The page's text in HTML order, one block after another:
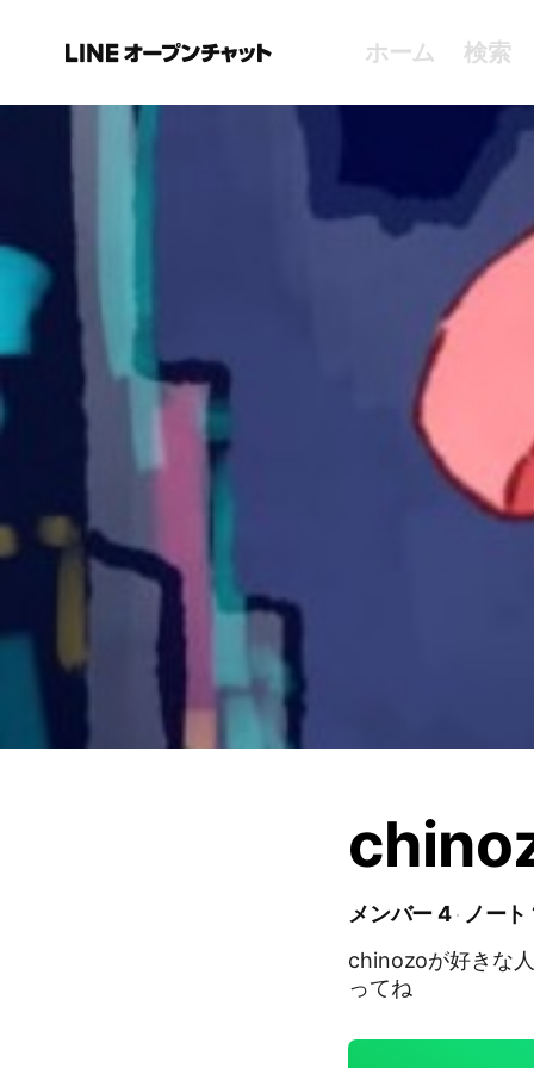
ホーム 検索
メンバー 4
ノート
chinozoが好きな
ってね